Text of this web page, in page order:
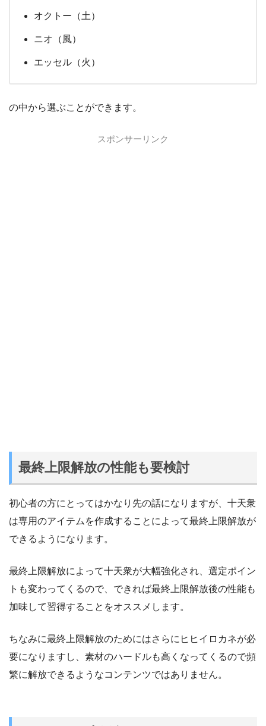
オクトー（土）
ニオ（風）
エッセル（火）
の中から選ぶことができます。
スポンサーリンク
最終上限解放の性能も要検討
初心者の方にとってはかなり先の話になりますが、十天衆
は専用のアイテムを作成することによって最終上限解放が
できるようになります。
最終上限解放によって十天衆が大幅強化され、選定ポイン
トも変わってくるので、できれば最終上限解放後の性能も
加味して習得することをオススメします。
ちなみに最終上限解放のためにはさらにヒヒイロカネが必
要になりますし、素材のハードルも高くなってくるので頻
繁に解放できるようなコンテンツではありません。